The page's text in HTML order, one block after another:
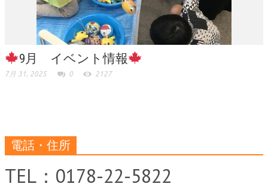
9月 イベント情報
7月 31, 2025 0 2127
電話・住所
TEL：0178-22-5822